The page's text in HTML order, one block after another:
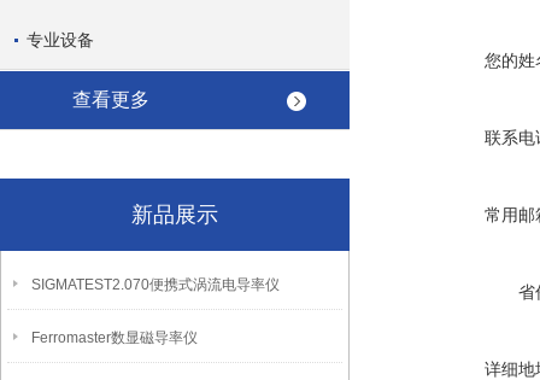
专业设备
查看更多
新品展示
SIGMATEST2.070便携式涡流电导率仪
Ferromaster数显磁导率仪
您的姓
联系电
常用邮
省
详细地